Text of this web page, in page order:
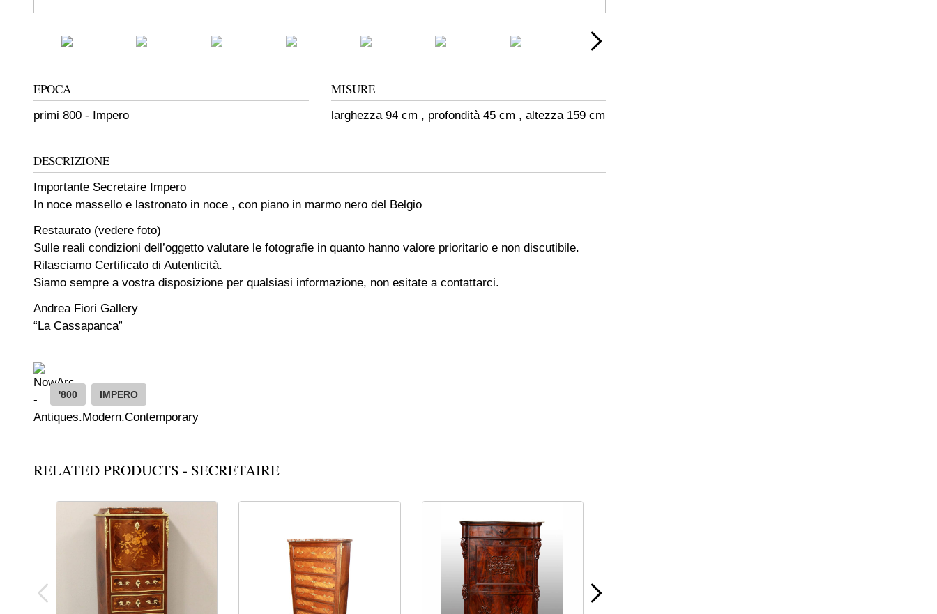
EPOCA
primi 800 - Impero
MISURE
larghezza 94 cm , profondità 45 cm , altezza 159 cm
DESCRIZIONE
Importante Secretaire Impero
In noce massello e lastronato in noce , con piano in marmo nero del Belgio
Restaurato (vedere foto)
Sulle reali condizioni dell’oggetto valutare le fotografie in quanto hanno valore prioritario e non discutibile.
Rilasciamo Certificato di Autenticità.
Siamo sempre a vostra disposizione per qualsiasi informazione, non esitate a contattarci.
Andrea Fiori Gallery
“La Cassapanca”
'800 IMPERO
RELATED PRODUCTS - SECRETAIRE